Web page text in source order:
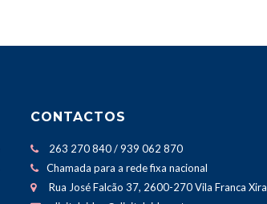
CONTACTOS
263 270 840 / 939 062 870
Chamada para a rede fixa nacional
Rua José Falcão 37, 2600-270 Vila Franca Xira